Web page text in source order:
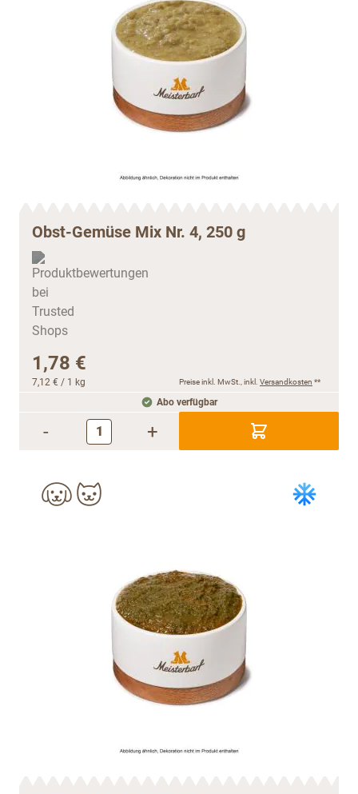
Obst-Gemüse Mix Nr. 4, 250 g
1,78 €
7,12 € / 1 kg Preise inkl. MwSt., inkl. Versandkosten **
Abo verfügbar
- +